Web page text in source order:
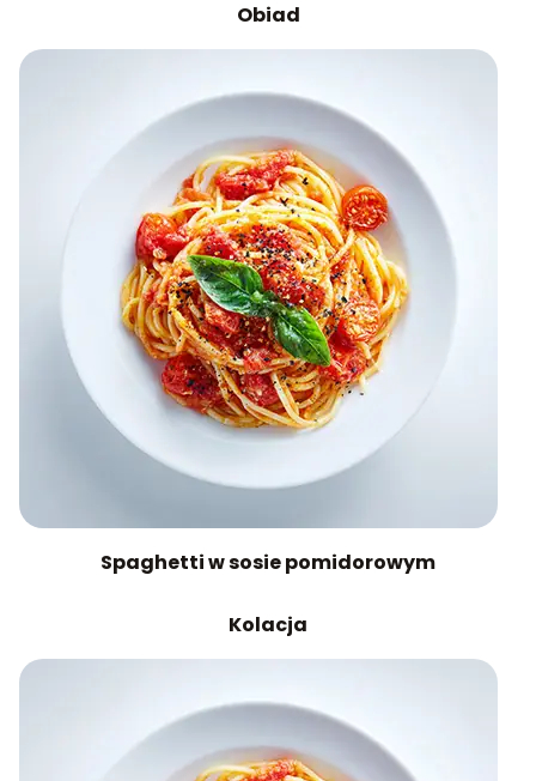
Obiad
Spaghetti w sosie pomidorowym
Kolacja